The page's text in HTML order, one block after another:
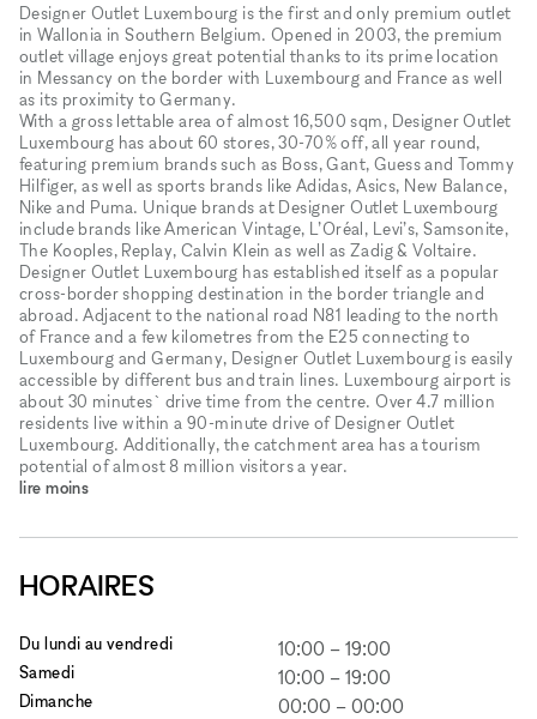
Designer Outlet Luxembourg is the first and only premium outlet
in Wallonia in Southern Belgium. Opened in 2003, the premium
outlet village enjoys great potential thanks to its prime location
in Messancy on the border with Luxembourg and France as well
as its proximity to Germany.
With a gross lettable area of almost 16,500 sqm, Designer Outlet
Luxembourg has about 60 stores, 30-70% off, all year round,
featuring premium brands such as Boss, Gant, Guess and Tommy
Hilfiger, as well as sports brands like Adidas, Asics, New Balance,
Nike and Puma. Unique brands at Designer Outlet Luxembourg
include brands like American Vintage, L’Oréal, Levi’s, Samsonite,
The Kooples, Replay, Calvin Klein as well as Zadig & Voltaire.
Designer Outlet Luxembourg has established itself as a popular
cross-border shopping destination in the border triangle and
abroad. Adjacent to the national road N81 leading to the north
of France and a few kilometres from the E25 connecting to
Luxembourg and Germany, Designer Outlet Luxembourg is easily
accessible by different bus and train lines. Luxembourg airport is
about 30 minutes` drive time from the centre. Over 4.7 million
residents live within a 90-minute drive of Designer Outlet
Luxembourg. Additionally, the catchment area has a tourism
potential of almost 8 million visitors a year.
lire moins
HORAIRES
Du lundi au vendredi 10:00 – 19:00
Samedi 10:00 – 19:00
Dimanche 00:00 – 00:00